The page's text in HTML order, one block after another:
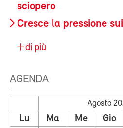
sciopero
Cresce la pressione
di più
AGENDA
Agosto
Lu Ma Me Gio